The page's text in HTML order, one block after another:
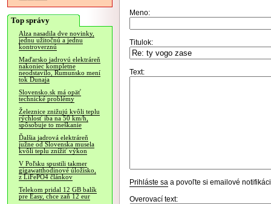
Top správy
Alza nasadila dve novinky,
jednu užitočnú a jednu
kontroverznú
Maďarsko jadrovú elektráreň
nakoniec kompletne
neodstavilo, Rumunsko mení
tok Dunaja
Slovensko.sk má opäť
technické problémy
Železnice znižujú kvôli teplu
rýchlosť iba na 50 km/h,
spôsobuje to meškanie
Ďalšia jadrová elektráreň
južne od Slovenska musela
kvôli teplu znížiť výkon
V Poľsku spustili takmer
gigawatthodinové úložisko,
z LiFePO4 článkov
Telekom pridal 12 GB balík
pre Easy, chce zaň 12 eur
Meno:
Titulok:
Text:
Prihláste sa a povoľte si emailové
Overovací text: